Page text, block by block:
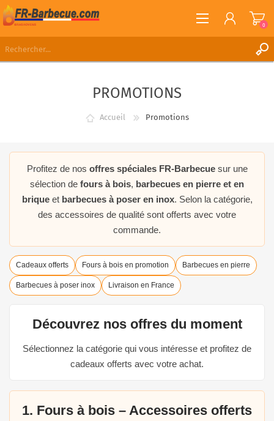
0
PROMOTIONS
Accueil Promotions
Profitez de nos offres spéciales FR-Barbecuesur une
sélection de fours à bois, barbecues en pierre et en
briqueet barbecues à poser en inox. Selon la catégorie,
des accessoires de qualité sont offerts avec votre
commande.
Cadeaux offerts Fours à bois en promotion Barbecues en pierre
Barbecues à poser inox Livraison en France
Découvrez nos offres du moment
Sélectionnez la catégorie qui vous intéresse et profitez de
cadeaux offerts avec votre achat.
1. Fours à bois – Accessoires offerts